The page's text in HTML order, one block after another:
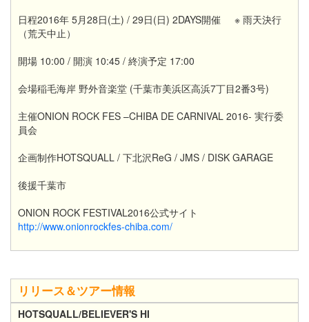
日程2016年 5月28日(土) / 29日(日) 2DAYS開催 ※ 雨天決行
（荒天中止）
開場 10:00 / 開演 10:45 / 終演予定 17:00
会場稲毛海岸 野外音楽堂 (千葉市美浜区高浜7丁目2番3号)
主催ONION ROCK FES –CHIBA DE CARNIVAL 2016- 実行委
員会
企画制作HOTSQUALL / 下北沢ReG / JMS / DISK GARAGE
後援千葉市
ONION ROCK FESTIVAL2016公式サイト
http://www.onionrockfes-chiba.com/
リリース＆ツアー情報
HOTSQUALL/BELIEVER'S HI